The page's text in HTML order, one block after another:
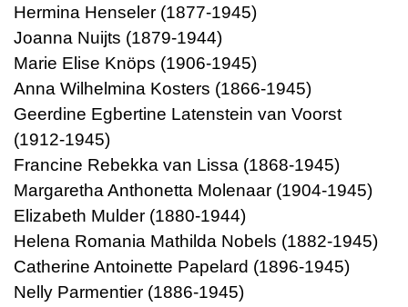
Hermina Henseler (1877-1945)
Joanna Nuijts (1879-1944)
Marie Elise Knöps (1906-1945)
Anna Wilhelmina Kosters (1866-1945)
Geerdine Egbertine Latenstein van Voorst
(1912-1945)
Francine Rebekka van Lissa (1868-1945)
Margaretha Anthonetta Molenaar (1904-1945)
Elizabeth Mulder (1880-1944)
Helena Romania Mathilda Nobels (1882-1945)
Catherine Antoinette Papelard (1896-1945)
Nelly Parmentier (1886-1945)